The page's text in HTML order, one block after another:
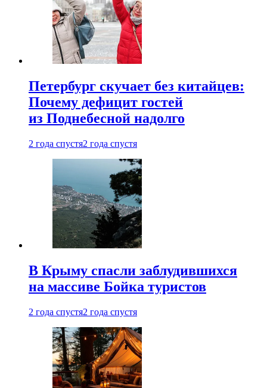
Петербург скучает без китайцев:
Почему дефицит гостей
из Поднебесной надолго
2 года спустя2 года спустя
В Крыму спасли заблудившихся
на массиве Бойка туристов
2 года спустя2 года спустя